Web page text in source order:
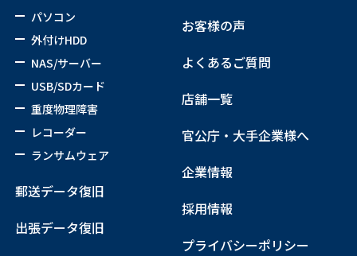
パソコン
外付けHDD
NAS/サーバー
USB/SDカード
重度物理障害
レコーダー
ランサムウェア
郵送データ復旧
出張データ復旧
お客様の声
よくあるご質問
店舗一覧
官公庁・大手企業様へ
企業情報
採用情報
プライバシーポリシー